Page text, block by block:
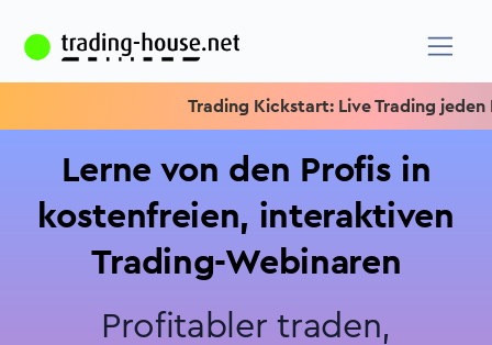
Trading Kickstart: Live Trading jeden
Lerne von den Profis in
kostenfreien, interaktiven
Trading-Webinaren
Profitabler traden,